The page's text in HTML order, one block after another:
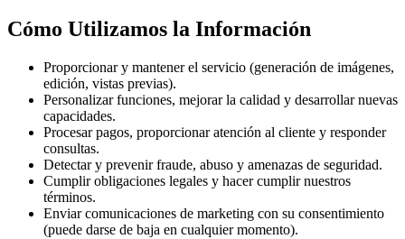
Cómo Utilizamos la Información
Proporcionar y mantener el servicio (generación de imágenes,
edición, vistas previas).
Personalizar funciones, mejorar la calidad y desarrollar nuevas
capacidades.
Procesar pagos, proporcionar atención al cliente y responder
consultas.
Detectar y prevenir fraude, abuso y amenazas de seguridad.
Cumplir obligaciones legales y hacer cumplir nuestros
términos.
Enviar comunicaciones de marketing con su consentimiento
(puede darse de baja en cualquier momento).